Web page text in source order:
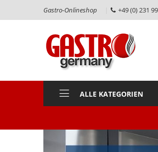
Gastro-Onlineshop +49 (0) 231
ALLE KATEGORIEN